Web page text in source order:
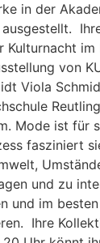
in der
im
von
Viola
Mode ist für
fasziniert
und zu
und im
Ihre